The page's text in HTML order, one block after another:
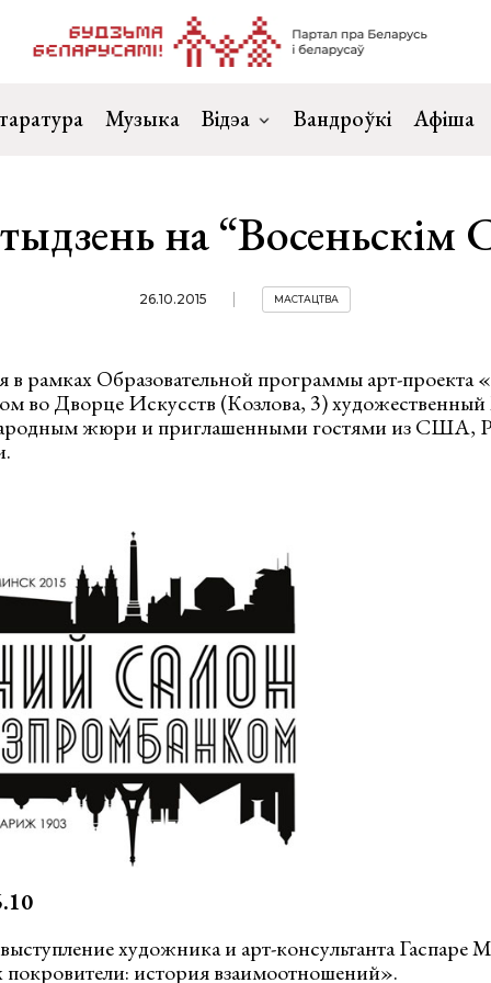
Музыка Відэа Вандроўкі Афіша
на “Восеньскім
26.10.2015 МАСТАЦТВА
в рамках Образовательной программы арт-
во Дворце Искусств (Козлова, 3)
жюри и приглашенными гостями из США,
художника и арт-консультанта Гаспаре
история взаимоотношений».